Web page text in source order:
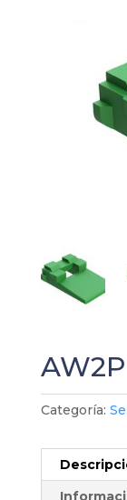
AW2P
Categoría: